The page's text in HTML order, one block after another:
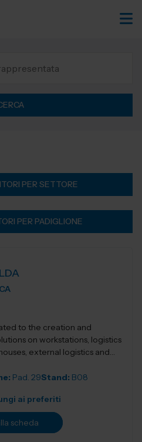
PER SETTORE
PER PADIGLIONE
to the creation and
on workstations, logistics
external logistics and
Pad. 29Stand: B08
ai preferiti
scheda